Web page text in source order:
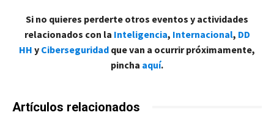
Si no quieres perderte otros eventos y actividades
relacionados con la Inteligencia, Internacional, DD
HH y Ciberseguridad que van a ocurrir próximamente,
pincha aquí.
Artículos relacionados